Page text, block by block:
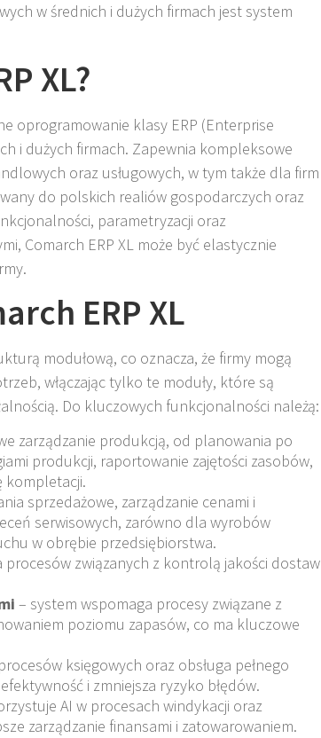
w średnich i dużych firmach jest system
XL?
oprogramowanie klasy ERP (Enterprise
i dużych firmach. Zapewnia kompleksowe
oraz usługowych, w tym także dla firm
do polskich realiów gospodarczych oraz
parametryzacji oraz
Comarch ERP XL może być elastycznie
ERP XL
modułową, co oznacza, że firmy mogą
włączając tylko te moduły, które są
Do kluczowych funkcjonalności należą:
zarządzanie produkcją, od planowania po
produkcji, raportowanie zajętości zasobów,
kompletacji.
sprzedażowe, zarządzanie cenami i
serwisowych, zarówno dla wyrobów
w obrębie przedsiębiorstwa.
procesów związanych z kontrolą jakości dostaw
– system wspomaga procesy związane z
poziomu zapasów, co ma kluczowe
księgowych oraz obsługa pełnego
i zmniejsza ryzyko błędów.
AI w procesach windykacji oraz
zarządzanie finansami i zatowarowaniem.